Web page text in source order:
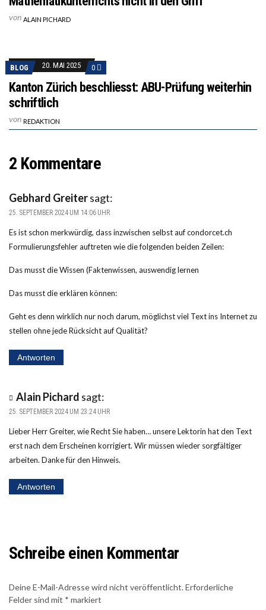
von ALAIN PICHARD
BLOG 20. MAI 2025 0
Kanton Zürich beschliesst: ABU-Prüfung weiterhin
schriftlich
von REDAKTION
2 Kommentare
Gebhard Greitersagt:
25. SEPTEMBER 2024 UM 14:06 UHR
Es ist schon merkwürdig, dass inzwischen selbst auf condorcet.ch
Formulierungsfehler auftreten wie die folgenden beiden Zeilen:
Das musst die Wissen (Faktenwissen, auswendig lernen
Das musst die erklären können:
Geht es denn wirklich nur noch darum, möglichst viel Text ins Internet zu
stellen ohne jede Rücksicht auf Qualität?
Antworten
Alain Pichard sagt:
25. SEPTEMBER 2024 UM 23:24 UHR
Lieber Herr Greiter, wie Recht Sie haben… unsere Lektorin hat den Text
erst nach dem Erscheinen korrigiert. Wir müssen wieder sorgfältiger
arbeiten. Danke für den Hinweis.
Antworten
Schreibe einen Kommentar
Deine E-Mail-Adresse wird nicht veröffentlicht.Erforderliche
Felder sind mit * markiert